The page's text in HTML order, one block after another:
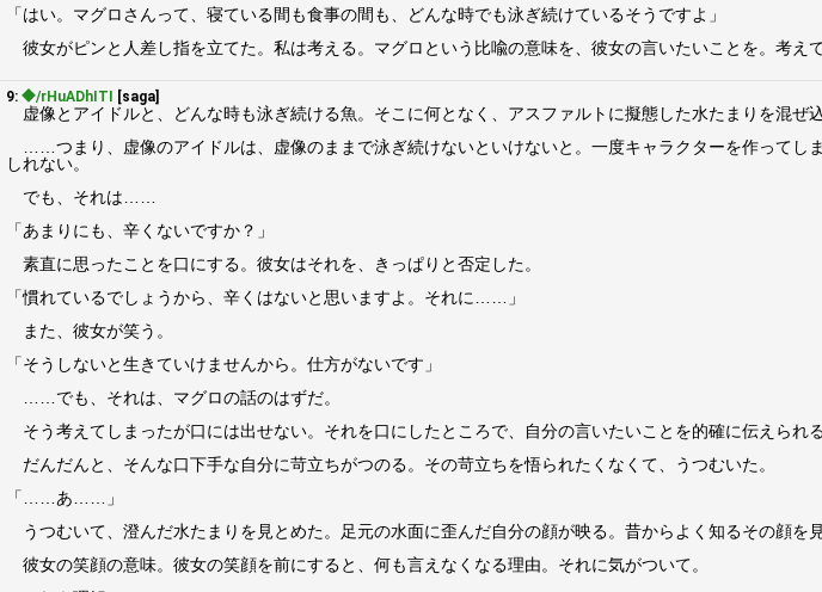
「はい。マグロさんって、寝ている間も食事の間も、どんな時でも泳ぎ続けているそうですよ」
彼女がピンと人差し指を立てた。私は考える。マグロという比喩の意味を、彼女の言いたいことを。考え
9: ◆/rHuADhITI [saga]
虚像とアイドルと、どんな時も泳ぎ続ける魚。そこに何となく、アスファルトに擬態した水たまりを混ぜ
……つまり、虚像のアイドルは、虚像のままで泳ぎ続けないといけないと。一度キャラクターを作ってし
しれない。
でも、それは……
「あまりにも、辛くないですか？」
素直に思ったことを口にする。彼女はそれを、きっぱりと否定した。
「慣れているでしょうから、辛くはないと思いますよ。それに……」
また、彼女が笑う。
「そうしないと生きていけませんから。仕方がないです」
……でも、それは、マグロの話のはずだ。
そう考えてしまったが口には出せない。それを口にしたところで、自分の言いたいことを的確に伝えられ
だんだんと、そんな口下手な自分に苛立ちがつのる。その苛立ちを悟られたくなくて、うつむいた。
「……あ……」
うつむいて、澄んだ水たまりを見とめた。足元の水面に歪んだ自分の顔が映る。昔からよく知るその顔を
彼女の笑顔の意味。彼女の笑顔を前にすると、何も言えなくなる理由。それに気がついて。